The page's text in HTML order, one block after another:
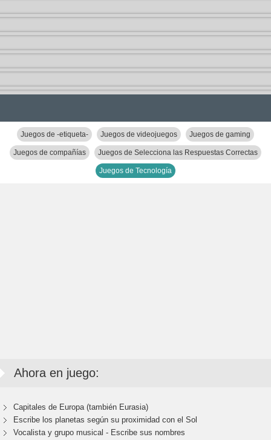
Juegos de -etiqueta- Juegos de videojuegos Juegos de gaming
Juegos de compañías Juegos de Selecciona las Respuestas Correctas
Juegos de Tecnología
Ahora en juego:
Capitales de Europa (también Eurasia)
Escribe los planetas según su proximidad con el Sol
Vocalista y grupo musical - Escribe sus nombres